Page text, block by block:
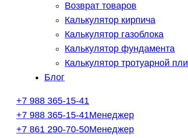
Возврат товаров
Калькулятор кирпича
Калькулятор газоблока
Калькулятор фундамента
Калькулятор тротуарной
Блог
+7 988 365-15-41
+7 988 365-15-41Менеджер
+7 861 290-70-50Менеджер